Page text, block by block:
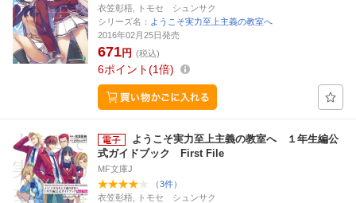
衣笠彰梧, トモセ シュンサク
シリーズ名： ようこそ実力至上主義の教室へ
2016年02月25日発売
671円 (税込)
6ポイント 1倍
ようこそ実力至上主義の教室へ １年生編公
式ガイドブック First File
MF文庫J
（3件）
衣笠彰梧, トモセ シュンサク